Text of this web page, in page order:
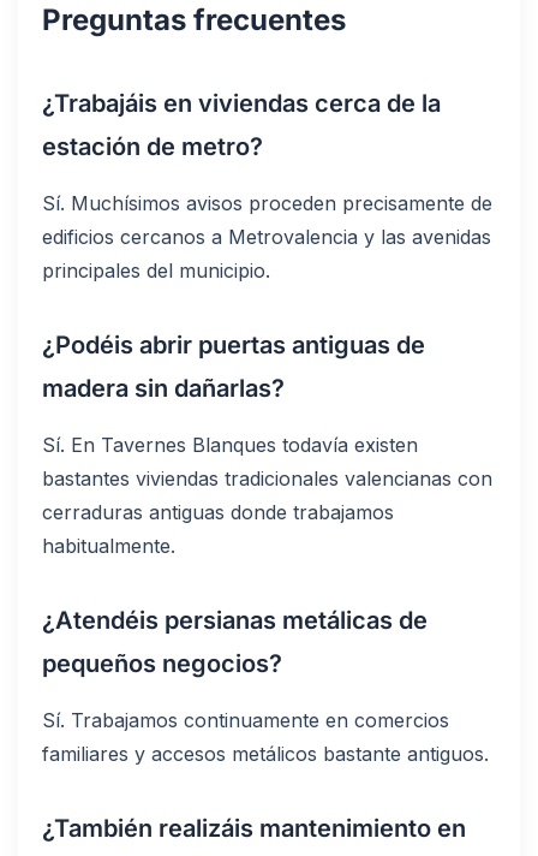
Preguntas frecuentes
¿Trabajáis en viviendas cerca de la
estación de metro?
Sí. Muchísimos avisos proceden precisamente de
edificios cercanos a Metrovalencia y las avenidas
principales del municipio.
¿Podéis abrir puertas antiguas de
madera sin dañarlas?
Sí. En Tavernes Blanques todavía existen
bastantes viviendas tradicionales valencianas con
cerraduras antiguas donde trabajamos
habitualmente.
¿Atendéis persianas metálicas de
pequeños negocios?
Sí. Trabajamos continuamente en comercios
familiares y accesos metálicos bastante antiguos.
¿También realizáis mantenimiento en